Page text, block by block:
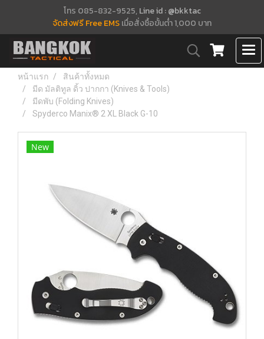
โทร 085-832-9525, Line id : @bkktac
จัดส่งฟรี Free EMSเมื่อสั่งซื้อขั้นต่ำ 1,000 บาท
หน้าแรก
สินค้าทั้งหมด
มีด มัลติทูล ดิ้ว ปากกา (Knives & Tools)
มีดพับ (Folding Knives)
Spyderco Manix® 2 XL Black G-10
New